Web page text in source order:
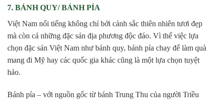
7. BÁNH QUY/ BÁNH PÍA
Việt Nam nổi tiếng không chỉ bởi cảnh sắc thiên nhiên tươi đẹp
mà còn cả những đặc sản địa phương độc đáo. Vì thế việc lựa
chọn đặc sản Việt Nam như bánh quy, bánh pía chay để làm quà
mang đi Mỹ hay các quốc gia khác cũng là một lựa chọn tuyệt
hảo.
Bánh pía – với nguồn gốc từ bánh Trung Thu của người Triều